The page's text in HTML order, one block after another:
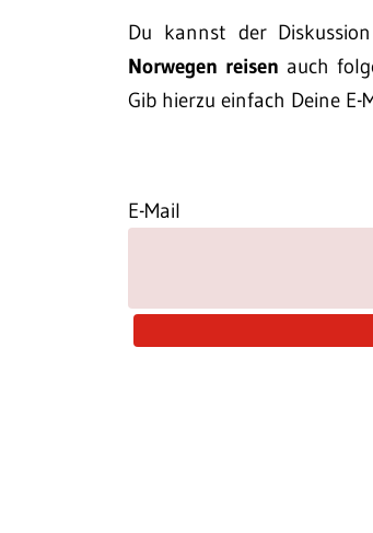
Du kannst der
Norwegen reisen auch
Gib hierzu einfach Deine E-
E-Mail